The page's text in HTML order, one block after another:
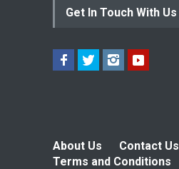
Get In Touch With Us
About Us
Contact Us
Terms and Conditions